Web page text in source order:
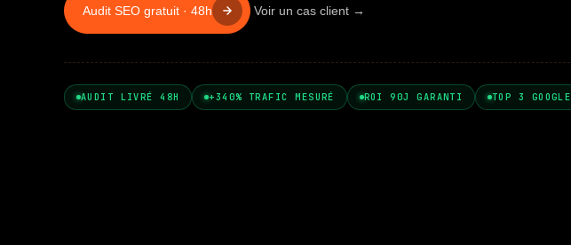
Audit SEO gratuit · 48h Voir un cas client →
AUDIT LIVRÉ 48H +340% TRAFIC MESURÉ ROI 90J GARANTI TOP 3 GOOGLE